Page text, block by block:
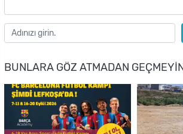
BUNLARA GÖZ ATMADAN